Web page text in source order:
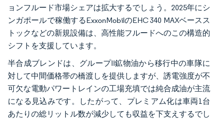
ョンフルード市場シェアは拡大するでしょう。2025年にシ
ンガポールで稼働するExxonMobilのEHC 340 MAXベースス
トックなどの新規設備は、高性能フルードへのこの構造的
シフトを支援しています。
半合成ブレンドは、グループII鉱物油から移行中の車隊に
対して中間価格帯の橋渡しを提供しますが、誘電強度が不
可欠な電動パワートレインの工場充填では純合成油が主流
になる見込みです。したがって、プレミアム化は車両1台
あたりの総リットル数が減少しても収益を下支えするでし